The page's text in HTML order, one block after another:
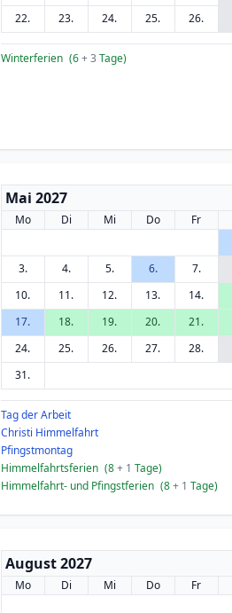
22.
23. 24. 25. 26.
Winterferien (6+ 3 Tage)
Mai 2027
Mo Di Mi Do Fr
3.
4. 5. 6. 7.
10.
11. 12. 13. 14.
17.
18. 19. 20. 21.
24.
25. 26. 27. 28.
31.
Tag der Arbeit
Christi Himmelfahrt
Pfingstmontag
Himmelfahrtsferien (8+ 1 Tage)
Himmelfahrt- und Pfingstferien (8+ 1 Tage)
August 2027
Mo Di Mi Do Fr